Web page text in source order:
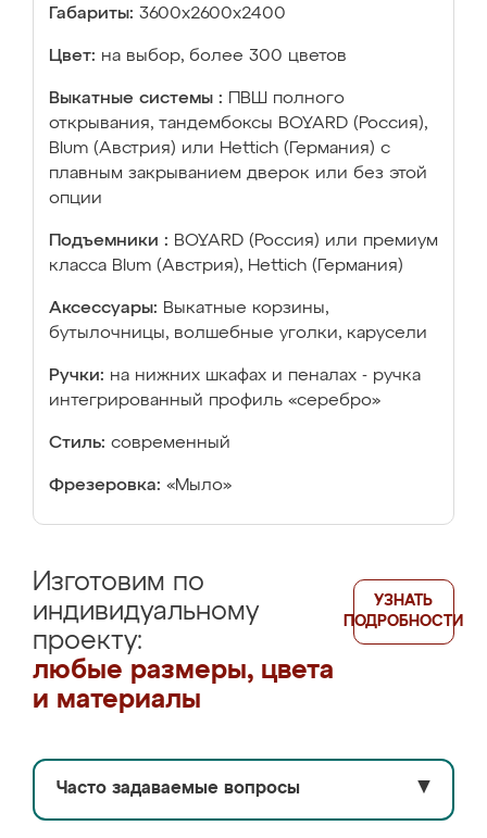
Габариты: 3600х2600х2400
Цвет: на выбор, более 300 цветов
Выкатные системы :
ПВШ полного
открывания, тандембоксы BOYARD (Россия),
Blum (Австрия) или Hettich (Германия) с
плавным закрыванием дверок или без этой
опции
Подъемники : BOYARD (Россия) или премиум
класса Blum (Австрия), Hettich (Германия)
Аксессуары: Выкатные корзины,
бутылочницы, волшебные уголки, карусели
Ручки: на нижних шкафах и пеналах - ручка
интегрированный профиль «серебро»
Стиль: современный
Фрезеровка: «Мыло»
Изготовим по
индивидуальному
проекту:
любые размеры, цвета
и материалы
УЗНАТЬ
ПОДРОБНОСТИ
Часто задаваемые вопросы ▼